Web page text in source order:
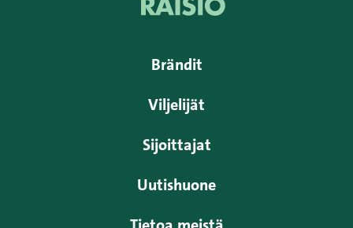
Brändit
Viljelijät
Sijoittajat
Uutishuone